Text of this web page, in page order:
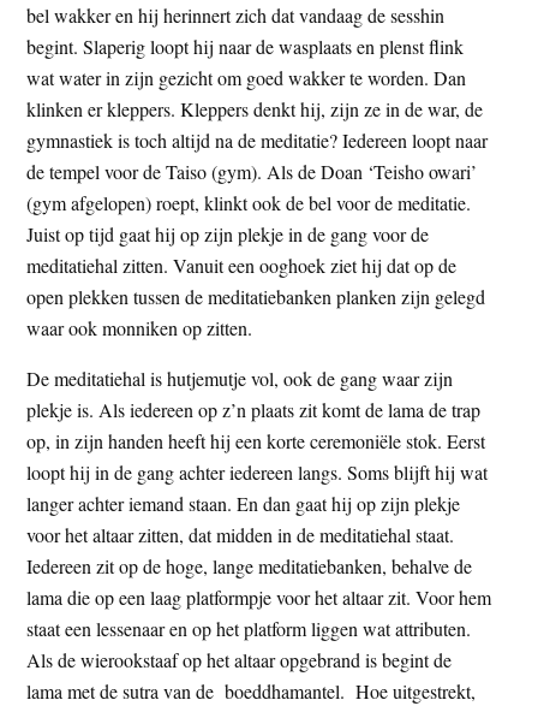
bel wakker en hij herinnert zich dat vandaag de sesshin
begint. Slaperig loopt hij naar de wasplaats en plenst flink
wat water in zijn gezicht om goed wakker te worden. Dan
klinken er kleppers. Kleppers denkt hij, zijn ze in de war, de
gymnastiek is toch altijd na de meditatie? Iedereen loopt naar
de tempel voor de Taiso (gym). Als de Doan ‘Teisho owari’
(gym afgelopen) roept, klinkt ook de bel voor de meditatie.
Juist op tijd gaat hij op zijn plekje in de gang voor de
meditatiehal zitten. Vanuit een ooghoek ziet hij dat op de
open plekken tussen de meditatiebanken planken zijn gelegd
waar ook monniken op zitten.
De meditatiehal is hutjemutje vol, ook de gang waar zijn
plekje is. Als iedereen op z’n plaats zit komt de lama de trap
op, in zijn handen heeft hij een korte ceremoniële stok. Eerst
loopt hij in de gang achter iedereen langs. Soms blijft hij wat
langer achter iemand staan. En dan gaat hij op zijn plekje
voor het altaar zitten, dat midden in de meditatiehal staat.
Iedereen zit op de hoge, lange meditatiebanken, behalve de
lama die op een laag platformpje voor het altaar zit. Voor hem
staat een lessenaar en op het platform liggen wat attributen.
Als de wierookstaaf op het altaar opgebrand is begint de
lama met de sutra van de boeddhamantel. Hoe uitgestrekt,